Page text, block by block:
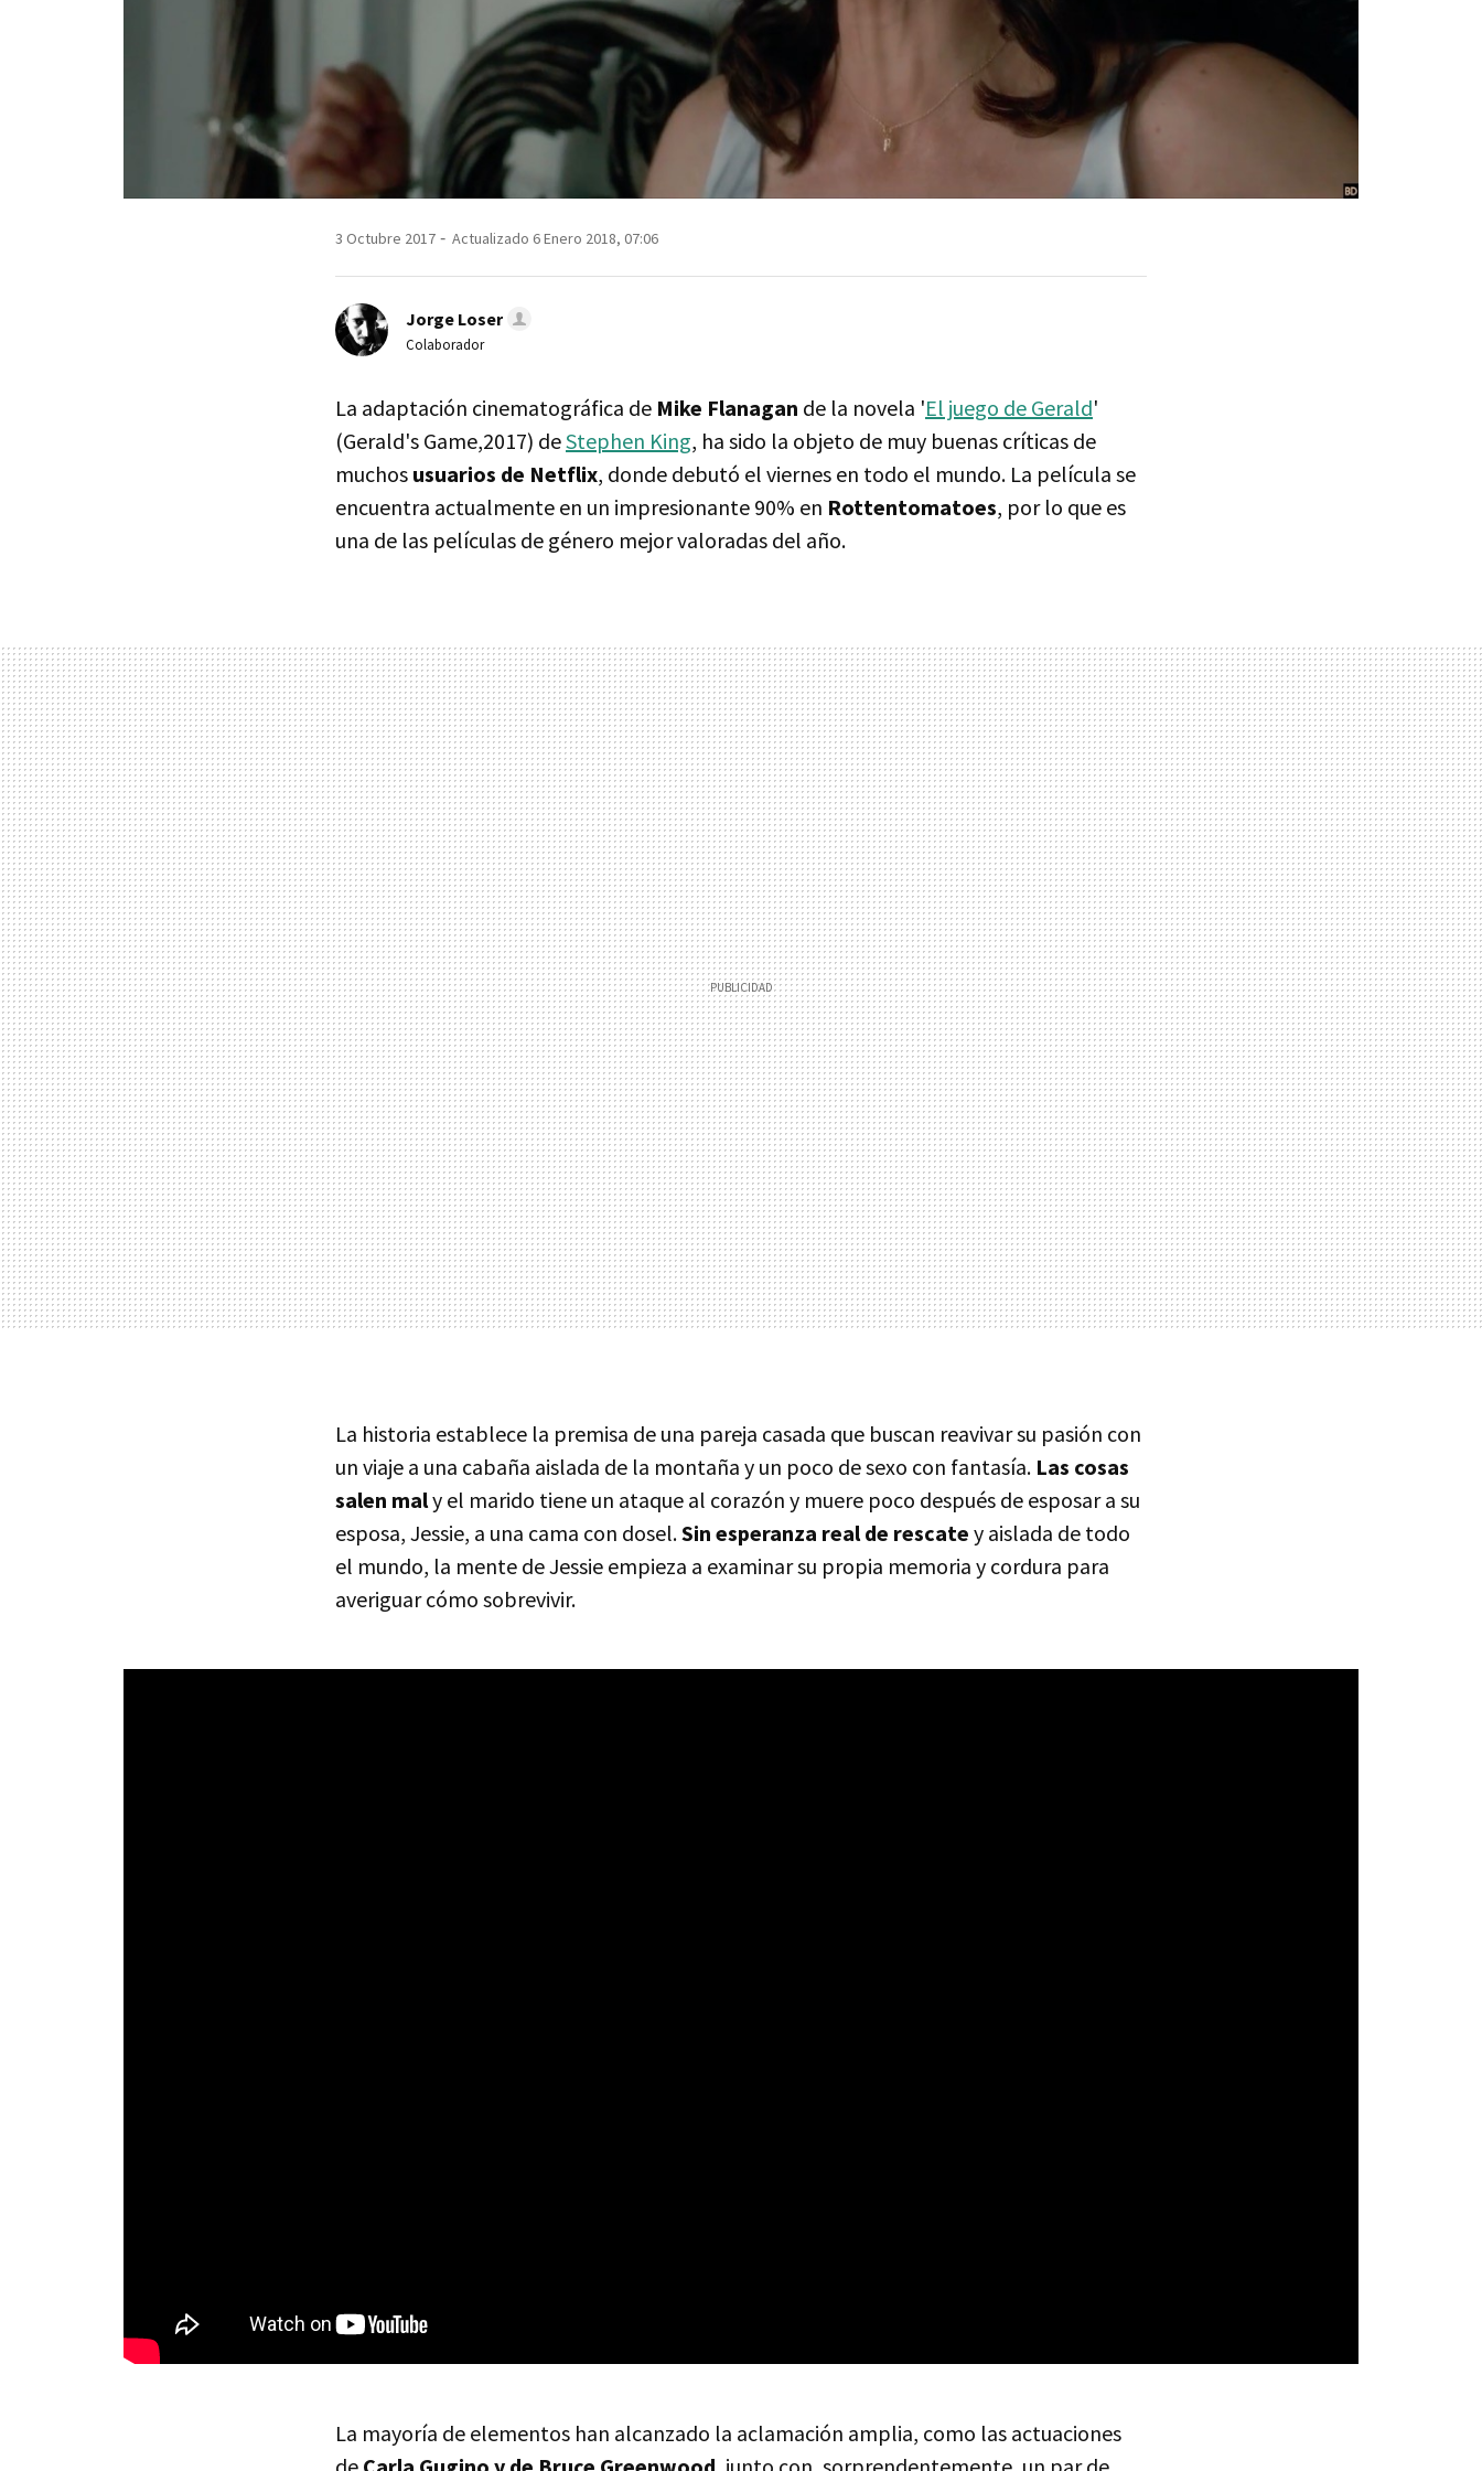
3 Octubre 2017 Actualizado 6 Enero 2018, 07:06
Jorge Loser
Colaborador
La adaptación cinematográfica de Mike Flanagan de la novela 'El juego de Gerald'
(Gerald's Game,2017) deStephen King, ha sido la objeto de muy buenas críticas de
muchos usuarios de Netflix, donde debutó el viernes en todo el mundo. La película se
encuentra actualmente en un impresionante 90% en Rottentomatoes, por lo que es
una de las películas de género mejor valoradas del año.
La historia establece la premisa de una pareja casada que buscan reavivar su pasión con
un viaje a una cabaña aislada de la montaña y un poco de sexo con fantasía. Las cosas
salen maly el marido tiene un ataque al corazón y muere poco después de esposar a su
esposa, Jessie, a una cama con dosel.Sin esperanza real de rescate y aislada de todo
el mundo, la mente de Jessie empieza a examinar su propia memoria y cordura para
averiguar cómo sobrevivir.
La mayoría de elementos han alcanzado la aclamación amplia, como las actuaciones